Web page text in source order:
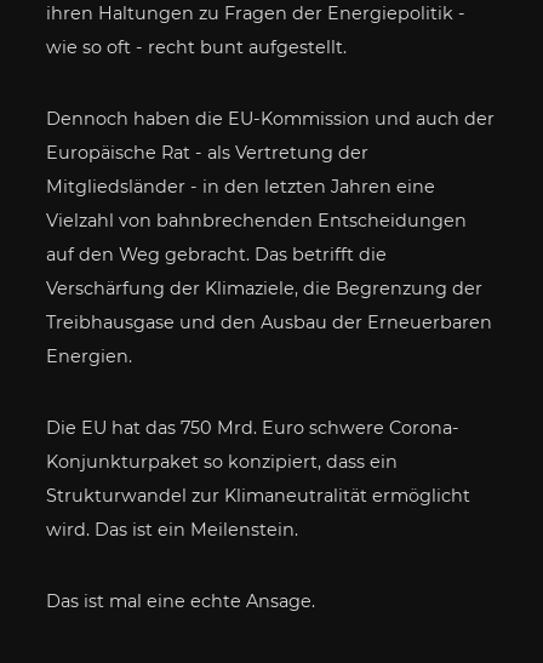
ihren Haltungen zu Fragen der Energiepolitik -
wie so oft - recht bunt aufgestellt.
Dennoch haben die EU-Kommission und auch der
Europäische Rat - als Vertretung der
Mitgliedsländer - in den letzten Jahren eine
Vielzahl von bahnbrechenden Entscheidungen
auf den Weg gebracht. Das betrifft die
Verschärfung der Klimaziele, die Begrenzung der
Treibhausgase und den Ausbau der Erneuerbaren
Energien.
Die EU hat das 750 Mrd. Euro schwere Corona-
Konjunkturpaket so konzipiert, dass ein
Strukturwandel zur Klimaneutralität ermöglicht
wird. Das ist ein Meilenstein.
Das ist mal eine echte Ansage.